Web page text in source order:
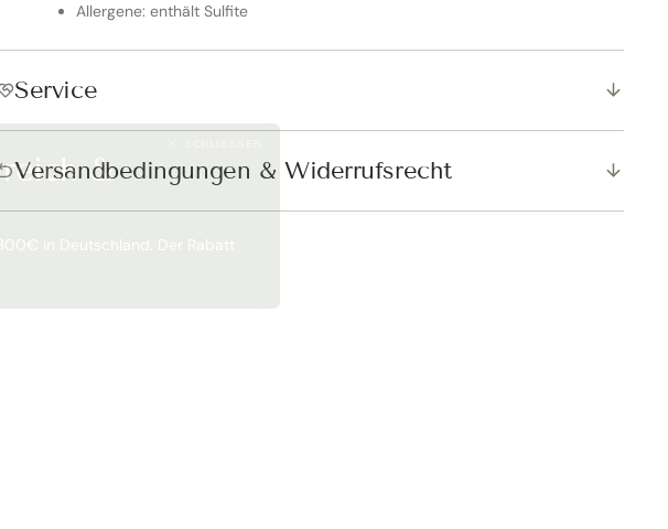
&
in Deutschland. Der Rabatt
Allergene: enthält Sulfite
Service
Versandbedingungen & Widerrufsrecht